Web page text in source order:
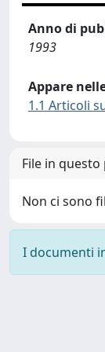
Anno di
1993
Appare
1.1 Articoli
File in
Non ci sono
I documenti